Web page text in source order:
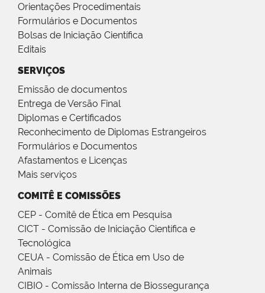
Orientações Procedimentais
Formulários e Documentos
Bolsas de Iniciação Científica
Editais
SERVIÇOS
Emissão de documentos
Entrega de Versão Final
Diplomas e Certificados
Reconhecimento de Diplomas Estrangeiros
Formulários e Documentos
Afastamentos e Licenças
Mais serviços
COMITÊ E COMISSÕES
CEP - Comitê de Ética em Pesquisa
CICT - Comissão de Iniciação Científica e
Tecnológica
CEUA - Comissão de Ética em Uso de
Animais
CIBIO - Comissão Interna de Biossegurança